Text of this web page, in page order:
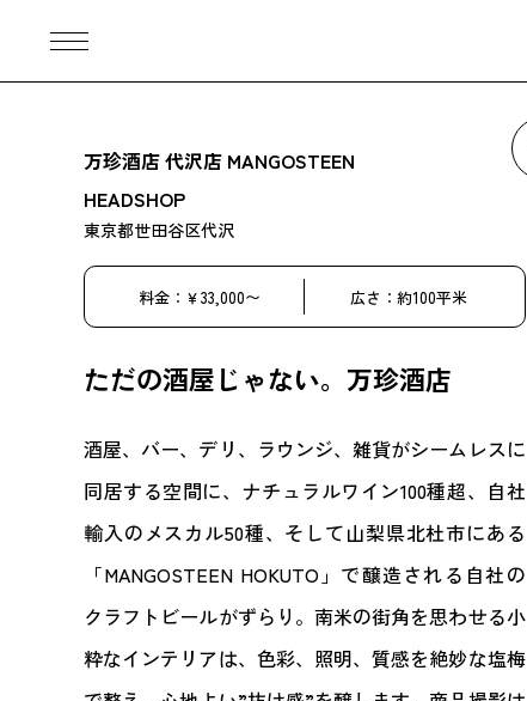
万珍酒店 代沢店 MANGOSTEEN
HEADSHOP
東京都世田谷区代沢
料金：￥33,000〜 広さ：約100平米
ただの酒屋じゃない。万珍酒店
酒屋、バー、デリ、ラウンジ、雑貨がシームレスに
同居する空間に、ナチュラルワイン100種超、自社
輸入のメスカル50種、そして山梨県北杜市にある
「MANGOSTEEN HOKUTO」で醸造される自社の
クラフトビールがずらり。南米の街角を思わせる小
粋なインテリアは、色彩、照明、質感を絶妙な塩梅